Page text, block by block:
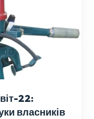
22:
власників